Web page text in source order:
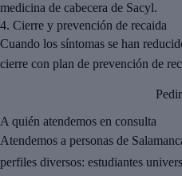
medicina de cabecera de Sacyl.
4. Cierre y prevención de recaida
Cuando los síntomas se han
cierre con plan de prevención de
A quién atendemos en consulta
Atendemos a personas de
perfiles diversos: estudiantes